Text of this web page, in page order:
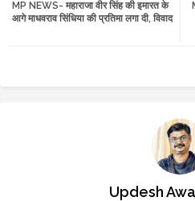
tte
MP NEWS- महाराजा वीर सिंह की इमारत के
आगे माधवराव सिंधिया की प्रतिमा लगा दी, विवाद
Updesh